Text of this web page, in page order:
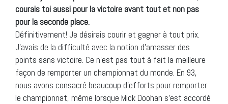
courais toi aussi pour la victoire avant tout et non pas
pour la seconde place.
Définitivement! Je désirais courir et gagner à tout prix.
J’avais de la difficulté avec la notion d’amasser des
points sans victoire. Ce n’est pas tout à fait la meilleure
façon de remporter un championnat du monde. En 93,
nous avons consacré beaucoup d’efforts pour remporter
le championnat, même lorsque Mick Doohan s’est accordé